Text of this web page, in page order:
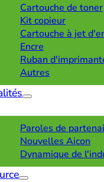
Cartouche de toner
Kit copieur
Cartouche à jet
Encre
Ruban
Autres
Paroles de
Nouvelles Aicon
Dynamique de